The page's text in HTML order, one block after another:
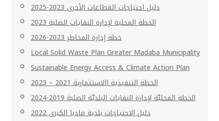
دليل احتياجات القطاعات الأخرى 2023-2025
الخطة المحلية لإدارة النفايات الصلبة 2023
خطة إدارة المخاطر 2023-2026
Local Solid Waste Plan Greater Madaba Municipality
Sustainable Energy Access & Climate Action Plan
الخطة التنفيذية االاستثمارية 2021 – 2023
الخطة المحليَّة لإدارة النفايات البلديَّة الصلبة 2019-2024
دليل الاحتياجات بلدية مادبا الكبرى 2022